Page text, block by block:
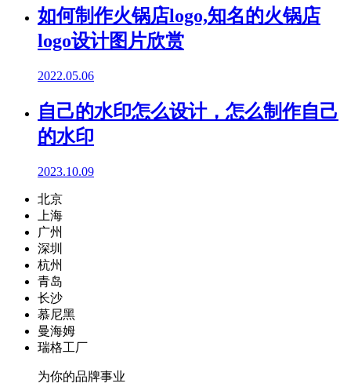
如何制作火锅店logo,知名的火锅店
logo设计图片欣赏
2022.05.06
自己的水印怎么设计，怎么制作自己
的水印
2023.10.09
北京
上海
广州
深圳
杭州
青岛
长沙
慕尼黑
曼海姆
瑞格工厂
为你的品牌事业